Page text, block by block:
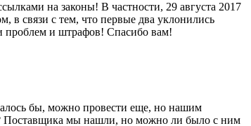
на законы! В частности, 29 августа 2017
в связи с тем, что первые два уклонились
проблем и штрафов! Спасибо вам!
бы, можно провести еще, но нашим
Поставщика мы нашли, но можно ли было с ним